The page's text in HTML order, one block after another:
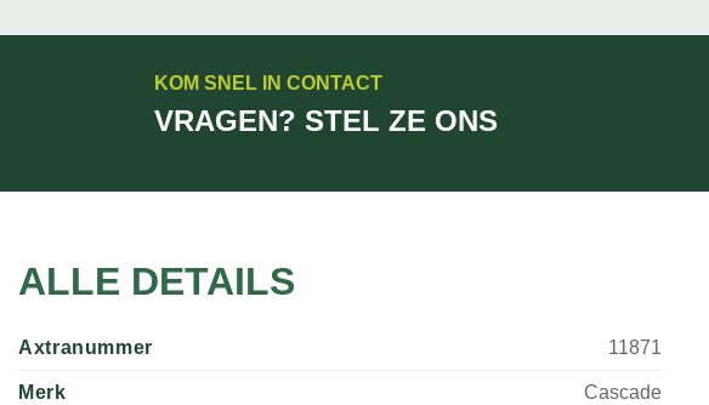
KOM SNEL IN CONTACT
VRAGEN? STEL ZE ONS
ALLE DETAILS
Axtranummer 11871
Merk Cascade